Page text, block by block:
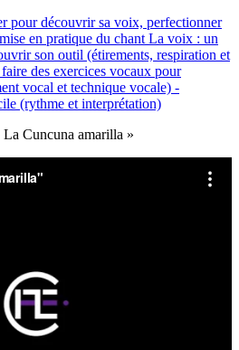
La Cuncuna amarilla »